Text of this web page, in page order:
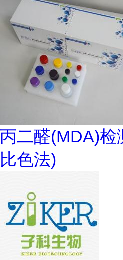
丙二醛(MDA)检
比色法)